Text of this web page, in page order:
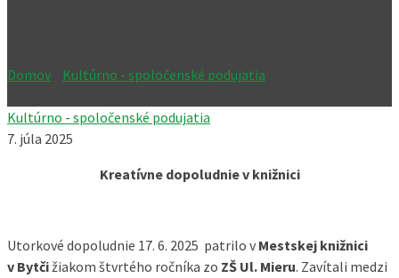
Domov Kultúrno - spoločenské podujatia
Kultúrno - spoločenské podujatia
7. júla 2025
Kreatívne dopoludnie v knižnici
Utorkové dopoludnie 17. 6. 2025 patrilo v Mestskej knižnici
v Bytčižiakom štvrtého ročníka zo ZŠ Ul. Mieru. Zavítali medzi